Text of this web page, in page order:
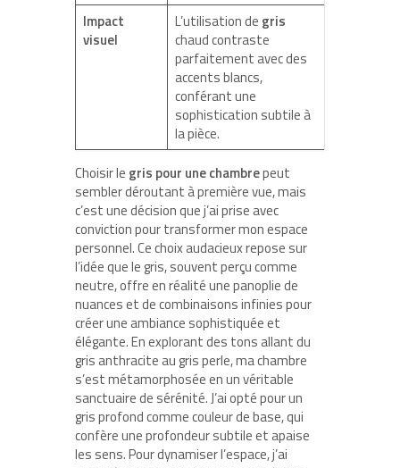
Impact
visuel
L’utilisation de gris
chaud contraste
parfaitement avec des
accents blancs,
conférant une
sophistication subtile à
la pièce.
Choisir le gris pour une chambrepeut
sembler déroutant à première vue, mais
c’est une décision que j’ai prise avec
conviction pour transformer mon espace
personnel. Ce choix audacieux repose sur
l’idée que le gris, souvent perçu comme
neutre, offre en réalité une panoplie de
nuances et de combinaisons infinies pour
créer une ambiance sophistiquée et
élégante. En explorant des tons allant du
gris anthracite au gris perle, ma chambre
s’est métamorphosée en un véritable
sanctuaire de sérénité. J’ai opté pour un
gris profond comme couleur de base, qui
confère une profondeur subtile et apaise
les sens. Pour dynamiser l’espace, j’ai